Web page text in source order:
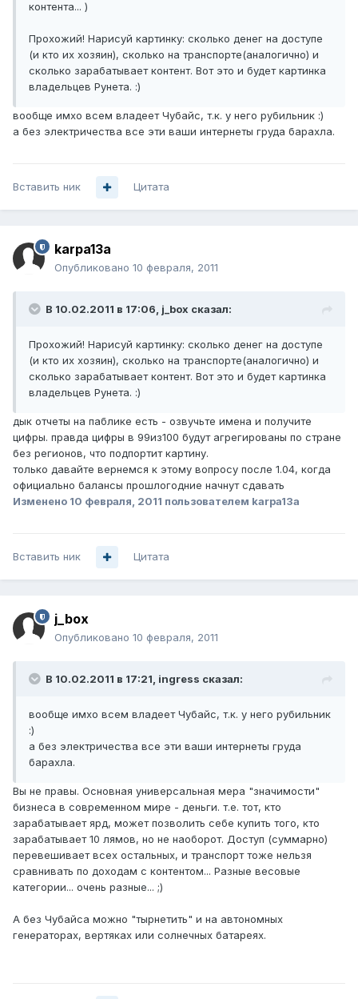
контента... )
Прохожий! Нарисуй картинку: сколько денег на доступе
(и кто их хозяин), сколько на транспорте(аналогично) и
сколько зарабатывает контент. Вот это и будет картинка
владельцев Рунета. :)
вообще имхо всем владеет Чубайс, т.к. у него рубильник :)
а без электричества все эти ваши интернеты груда барахла.
Вставить ник Цитата
karpa13a
Опубликовано 10 февраля, 2011
В 10.02.2011 в 17:06, j_box сказал:
Прохожий! Нарисуй картинку: сколько денег на доступе
(и кто их хозяин), сколько на транспорте(аналогично) и
сколько зарабатывает контент. Вот это и будет картинка
владельцев Рунета. :)
дык отчеты на паблике есть - озвучьте имена и получите
цифры. правда цифры в 99из100 будут агрегированы по стране
без регионов, что подпортит картину.
только давайте вернемся к этому вопросу после 1.04, когда
официально балансы прошлогодние начнут сдавать
Изменено 10 февраля, 2011 пользователем karpa13a
Вставить ник Цитата
j_box
Опубликовано 10 февраля, 2011
В 10.02.2011 в 17:21, ingress сказал:
вообще имхо всем владеет Чубайс, т.к. у него рубильник
:)
а без электричества все эти ваши интернеты груда
барахла.
Вы не правы. Основная универсальная мера "значимости"
бизнеса в современном мире - деньги. т.е. тот, кто
зарабатывает ярд, может позволить себе купить того, кто
зарабатывает 10 лямов, но не наоборот. Доступ (суммарно)
перевешивает всех остальных, и транспорт тоже нельзя
сравнивать по доходам с контентом... Разные весовые
категории... очень разные... ;)
А без Чубайса можно "тырнетить" и на автономных
генераторах, вертяках или солнечных батареях.